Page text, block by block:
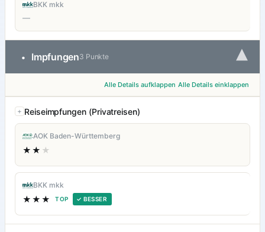
BKK mkk
—
• Impfungen3 Punkte ▾
Alle Details aufklappen Alle Details einklappen
Reiseimpfungen (Privatreisen)
AOK Baden-Württemberg
★★ ★
BKK mkk
★★★ TOP ✓ BESSER